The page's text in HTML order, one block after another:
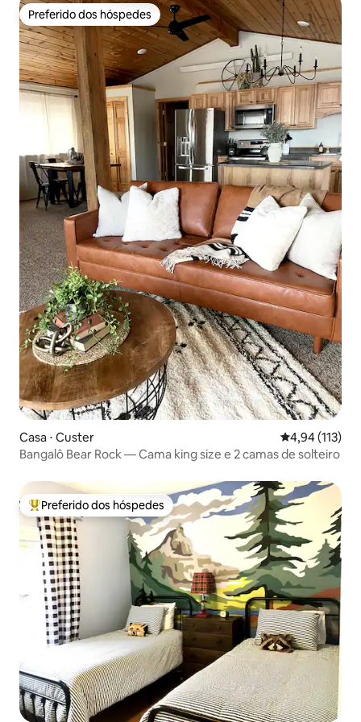
Preferido dos hóspedes
Preferido dos hóspedes
Casa ⋅ Custer 4,94 de uma
4,94 (113)
Bangalô Bear Rock — Cama king size e 2 camas de solteiro
Entre os melhores preferidos dos hóspedes
Preferido dos hóspedes